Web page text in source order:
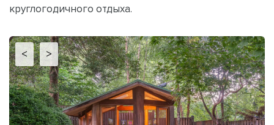
круглогодичного отдыха.
< >